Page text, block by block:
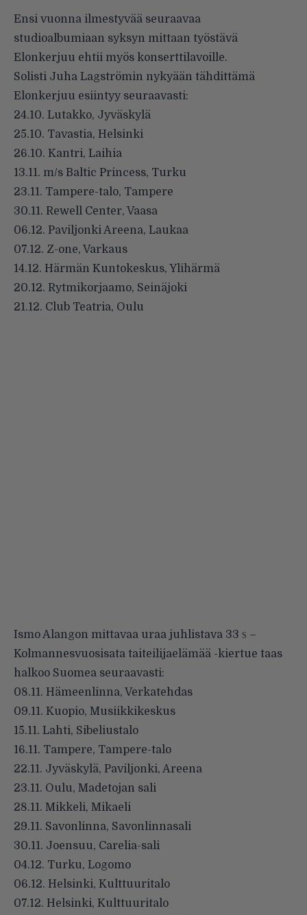
Ensi vuonna ilmestyvää seuraavaa
studioalbumiaan syksyn mittaan työstävä
Elonkerjuu ehtii myös konserttilavoille.
Solisti Juha Lagströmin nykyään tähdittämä
Elonkerjuu esiintyy seuraavasti:
24.10. Lutakko, Jyväskylä
25.10. Tavastia, Helsinki
26.10. Kantri, Laihia
13.11. m/s Baltic Princess, Turku
23.11. Tampere-talo, Tampere
30.11. Rewell Center, Vaasa
06.12. Paviljonki Areena, Laukaa
07.12. Z-one, Varkaus
14.12. Härmän Kuntokeskus, Ylihärmä
20.12. Rytmikorjaamo, Seinäjoki
21.12. Club Teatria, Oulu
Ismo Alangon mittavaa uraa juhlistava 33 S –
Kolmannesvuosisata taiteilijaelämää -kiertue taas
halkoo Suomea seuraavasti:
08.11. Hämeenlinna, Verkatehdas
09.11. Kuopio, Musiikkikeskus
15.11. Lahti, Sibeliustalo
16.11. Tampere, Tampere-talo
22.11. Jyväskylä, Paviljonki, Areena
23.11. Oulu, Madetojan sali
28.11. Mikkeli, Mikaeli
29.11. Savonlinna, Savonlinnasali
30.11. Joensuu, Carelia-sali
04.12. Turku, Logomo
06.12. Helsinki, Kulttuuritalo
07.12. Helsinki, Kulttuuritalo